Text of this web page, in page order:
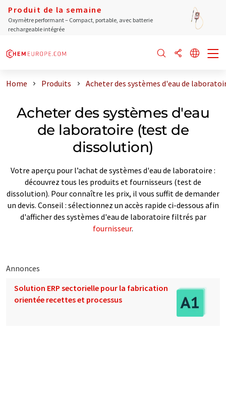
Produit de la semaine
Oxymètre performant – Compact, portable, avec batterie
rechargeable intégrée
Home Produits Acheter des systèmes d'eau de
Acheter des systèmes d'eau
de laboratoire (test de
dissolution)
Votre aperçu pour l’achat de systèmes d'eau de laboratoire :
découvrez tous les produits et fournisseurs (test de
dissolution). Pour connaître les prix, il vous suffit de demander
un devis. Conseil : sélectionnez un accès rapide ci-dessous afin
d'afficher des systèmes d'eau de laboratoire filtrés par
fournisseur.
Annonces
Solution ERP sectorielle pour la fabrication
orientée recettes et processus